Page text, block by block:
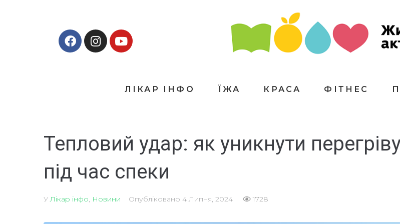
ЛІКАР ІНФО ЇЖА КРАСА ФІТНЕС
Тепловий удар: як уникнути
під час спеки
УЛікар інфо, Новини Опубліковано 4 Липня, 2024 1728